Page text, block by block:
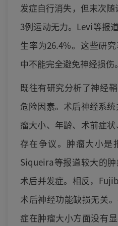
发症自行消失，但末次
3例运动无力。Levi等报
生率为26.4%。这些研
中不能完全避免神经损伤。
既往有研究分析了神经
危险因素。术后神经系
瘤大小、年龄、术前症
存在争议。肿瘤大小是
Siqueira等报道较大的
术后并发症。相反，
术后神经功能缺损无关
症在肿瘤大小方面没有